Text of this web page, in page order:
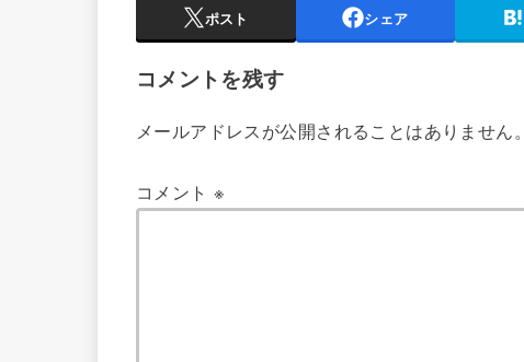
ポスト シェア
コメントを残す
メールアドレスが公開されることはありません。
コメント※